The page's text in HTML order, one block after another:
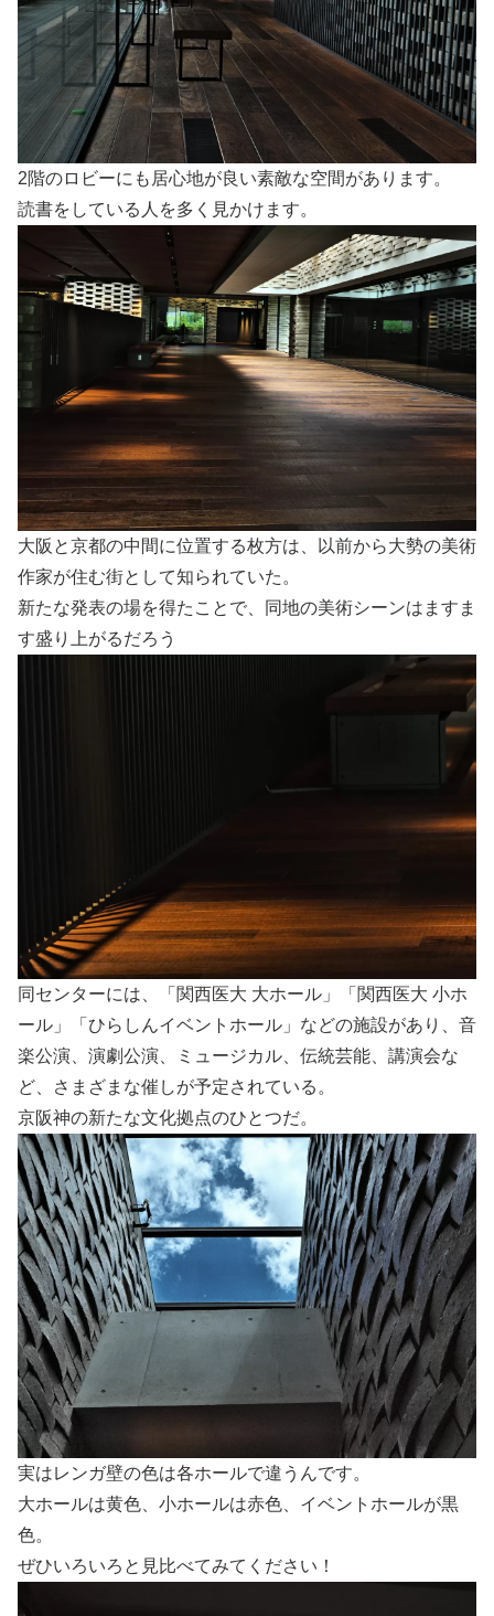
2階のロビーにも居心地が良い素敵な空間があります。
読書をしている人を多く見かけます。
大阪と京都の中間に位置する枚方は、以前から大勢の美術
作家が住む街として知られていた。
新たな発表の場を得たことで、同地の美術シーンはますま
す盛り上がるだろう
同センターには、「関西医大 大ホール」「関西医大 小ホ
ール」「ひらしんイベントホール」などの施設があり、音
楽公演、演劇公演、ミュージカル、伝統芸能、講演会な
ど、さまざまな催しが予定されている。
京阪神の新たな文化拠点のひとつだ。
実はレンガ壁の色は各ホールで違うんです。
大ホールは黄色、小ホールは赤色、イベントホールが黒
色。
ぜひいろいろと見比べてみてください！